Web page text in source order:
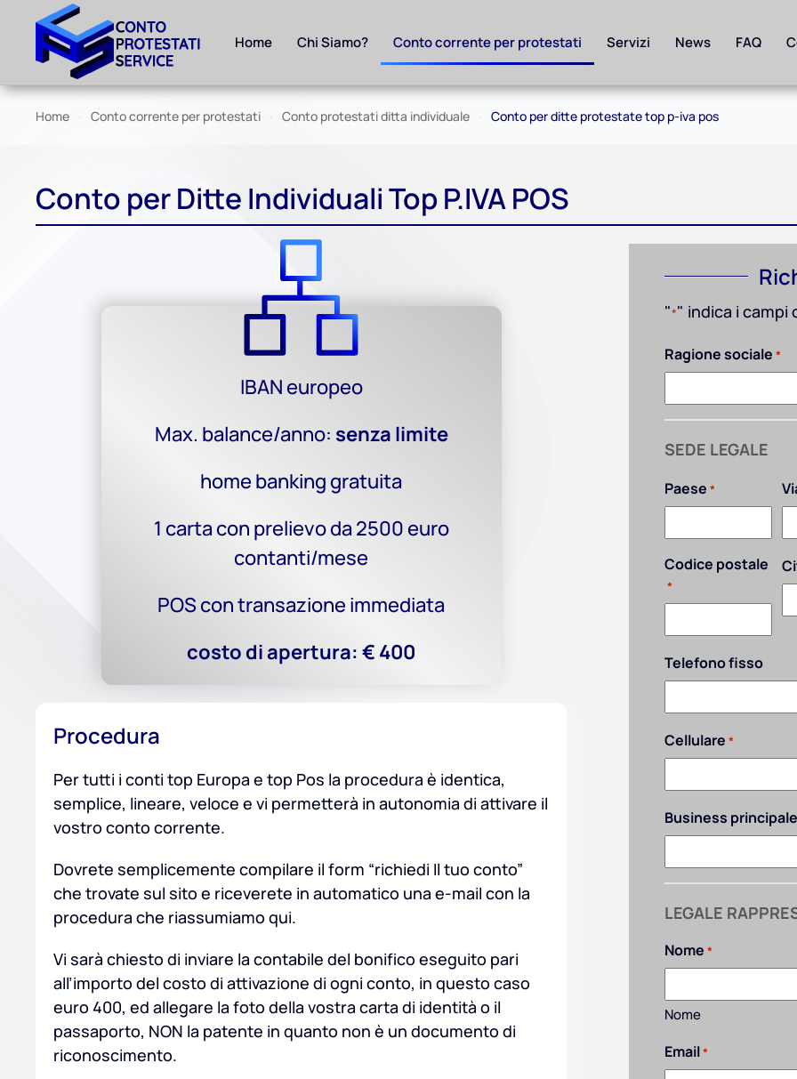
Skip to main content Home Chi Siamo? Conto corrente per protestati Servizi News FAQ
Home Conto corrente per protestati Conto protestati ditta individuale Conto per ditte protestate top p-iva pos
Conto per Ditte Individuali Top P.IVA POS
IBAN europeo
Max. balance/anno: senza limite
home banking gratuita
1 carta con prelievo da 2500 euro
contanti/mese
POS con transazione immediata
costo di apertura: € 400
Procedura
Per tutti i conti top Europa e top Pos la procedura è identica,
semplice, lineare, veloce e vi permetterà in autonomia di attivare il
vostro conto corrente.
Dovrete semplicemente compilare il form “richiedi Il tuo conto”
che trovate sul sito e riceverete in automatico una e-mail con la
procedura che riassumiamo qui.
Vi sarà chiesto di inviare la contabile del bonifico eseguito pari
all’importo del costo di attivazione di ogni conto, in questo caso
euro 400, ed allegare la foto della vostra carta di identità o il
passaporto, NON la patente in quanto non è un documento di
riconoscimento.
"*" indica i campi
Ragione sociale *
SEDE LEGALE
Paese *
Codice postale
*
Telefono fisso
Cellulare *
Business principale
LEGALE
Nome *
Nome
Email*